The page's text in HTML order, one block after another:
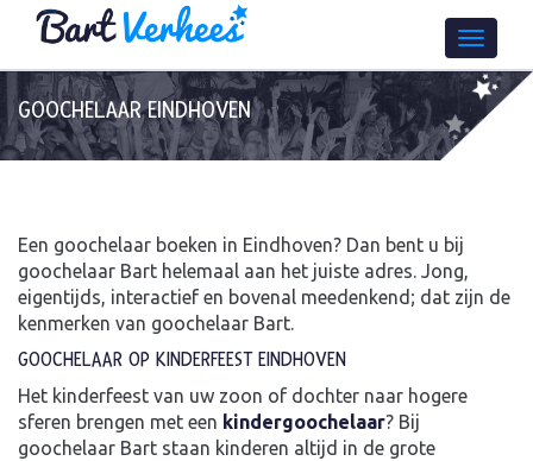
GOOCHELAAR EINDHOVEN
Een goochelaar boeken in Eindhoven? Dan bent u bij
goochelaar Bart helemaal aan het juiste adres. Jong,
eigentijds, interactief en bovenal meedenkend; dat zijn de
kenmerken van goochelaar Bart.
GOOCHELAAR OP KINDERFEEST EINDHOVEN
Het kinderfeest van uw zoon of dochter naar hogere
sferen brengen met een kindergoochelaar? Bij
goochelaar Bart staan kinderen altijd in de grote